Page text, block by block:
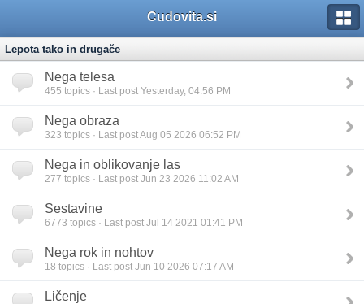
Cudovita.si
Lepota tako in drugače
Nega telesa
455 topics · Last post Yesterday, 04:56 PM
Nega obraza
323 topics · Last post Aug 05 2026 06:52 PM
Nega in oblikovanje las
277 topics · Last post Jun 23 2026 11:02 AM
Sestavine
6773 topics · Last post Jul 14 2021 01:41 PM
Nega rok in nohtov
18 topics · Last post Jun 10 2026 07:17 AM
Ličenje